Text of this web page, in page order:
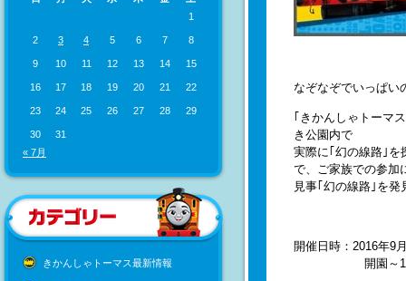
1
2 3 4 5 6 7 8
9 10 11 12 13 14 15
16 17 18 19 20 21 22
23 24 25 26 27 28 29
30
31
« 7月
きかんしゃトーマス最新情報
なぞなぞでいっぱい
｢きかんしゃトーマ
き公園内で
実際に｢幻の線路｣を
で、ご家族での参加
見事｢幻の線路｣を
開催日時：2016年9
開園～17:00（